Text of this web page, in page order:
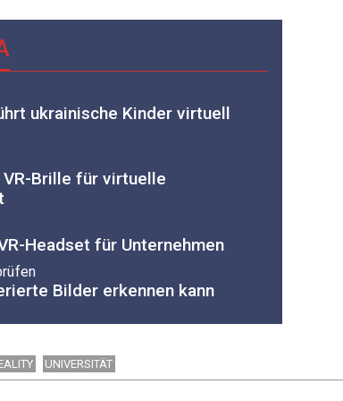
ukrainische Kinder virtuell
Brille für virtuelle
Headset für Unternehmen
Bilder erkennen kann
UNIVERSITÄT